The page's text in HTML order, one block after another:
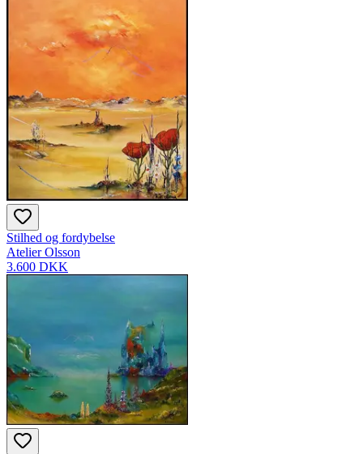
Stilhed og fordybelse
Atelier Olsson
3.600 DKK